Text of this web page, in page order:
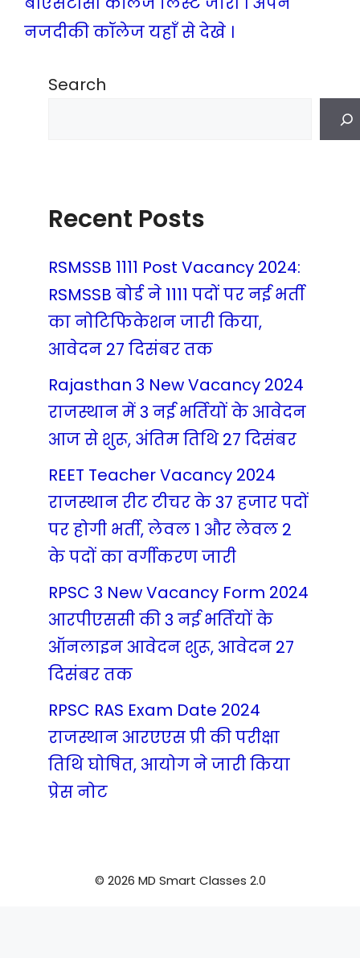
नजदीकी कॉलेज यहाँ से देखे ।
Search
Recent Posts
RSMSSB 1111 Post Vacancy 2024:
RSMSSB बोर्ड ने 1111 पदों पर नई भर्ती
का नोटिफिकेशन जारी किया,
आवेदन 27 दिसंबर तक
Rajasthan 3 New Vacancy 2024
राजस्थान में 3 नई भर्तियों के आवेदन
आज से शुरू, अंतिम तिथि 27 दिसंबर
REET Teacher Vacancy 2024
राजस्थान रीट टीचर के 37 हजार पदों
पर होगी भर्ती, लेवल 1 और लेवल 2
के पदों का वर्गीकरण जारी
RPSC 3 New Vacancy Form 2024
आरपीएससी की 3 नई भर्तियों के
ऑनलाइन आवेदन शुरू, आवेदन 27
दिसंबर तक
RPSC RAS Exam Date 2024
राजस्थान आरएएस प्री की परीक्षा
तिथि घोषित, आयोग ने जारी किया
प्रेस नोट
© 2026 MD Smart Classes 2.0